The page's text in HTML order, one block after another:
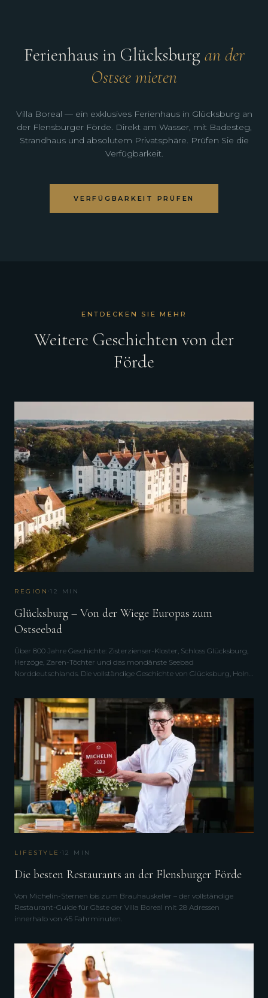
Ferienhaus in Glücksburg an der
Ostsee mieten
Villa Boreal — ein exklusives Ferienhaus in Glücksburg an
der Flensburger Förde. Direkt am Wasser, mit Badesteg,
Strandhaus und absolutem Privatsphäre. Prüfen Sie die
Verfügbarkeit.
VERFÜGBARKEIT PRÜFEN
ENTDECKEN SIE MEHR
Weitere Geschichten von der
Förde
REGION ·12 MIN
Glücksburg – Von der Wiege Europas zum
Ostseebad
Über 800 Jahre Geschichte: Zisterzienser-Kloster, Schloss Glücksburg,
Herzöge, Zaren-Töchter und das mondänste Seebad
Norddeutschlands. Die vollständige Geschichte von Glücksburg, Holnis
LIFESTYLE ·12 MIN
Die besten Restaurants an der Flensburger Förde
Von Michelin-Sternen bis zum Brauhauskeller – der vollständige
Restaurant-Guide für Gäste der Villa Boreal mit 28 Adressen
innerhalb von 45 Fahrminuten.